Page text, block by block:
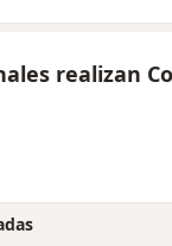
realizan